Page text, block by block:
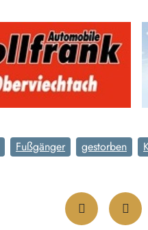
Fußgänger gestorben